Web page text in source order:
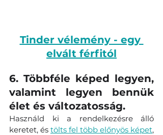
Tinder vélemény - egy
elvált férfitól
6. Többféle képed legyen,
valamint legyen bennük
élet és változatosság.
Használd ki a rendelkezésre álló
keretet, és tölts fel több előnyös képet,